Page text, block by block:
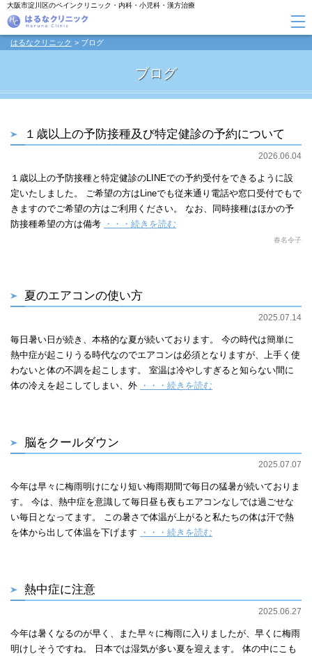
大阪市淀川区のペインクリニック・内科・小児科・漢方治療
はるなクリニック ブログ
ブログ
１歳以上の予防接種及び特定健診の予約について
2026.06.04
１歳以上の予防接種と特定健診のLINEでの予約受付をできるように設
定いたしました。 ご希望の方はLineでも従来通り電話や窓口受付でもで
きますのでご希望の方はご利用ください。 なお、同時接種はほかの予
防接種希望の方は備考 ・・・続きを読む
春名令子
夏のエアコンの使い方
2025.07.14
毎日暑い日が続き、本格的な夏が続いております。 今の時代は簡単に
熱中症が起こりうる時代なのでエアコンは必須となりますが、上手く使
わないと体の不調を起こします。 室温は冷やしすぎると知らない間に
体の冷えを起こしてしまい、外 ・・・続きを読む
脳をクールダウン
2025.07.07
今年は早々に梅雨明けになり短い梅雨期間で毎日の猛暑が続いておりま
す。 今は、熱中症を意識して毎日昼も夜もエアコンなしでは過ごせな
い毎日となってます。 この暑さで体温が上がると私たちの体は汗で熱
を体から出して体温を下げます
・・・続きを読む
熱中症に注意
2025.06.27
今年は暑くなるのが早く、また早々に梅雨に入りましたが、早くに梅雨
明けしそうですね。 日本では湿気が多い夏を迎えます。 体の中にこも